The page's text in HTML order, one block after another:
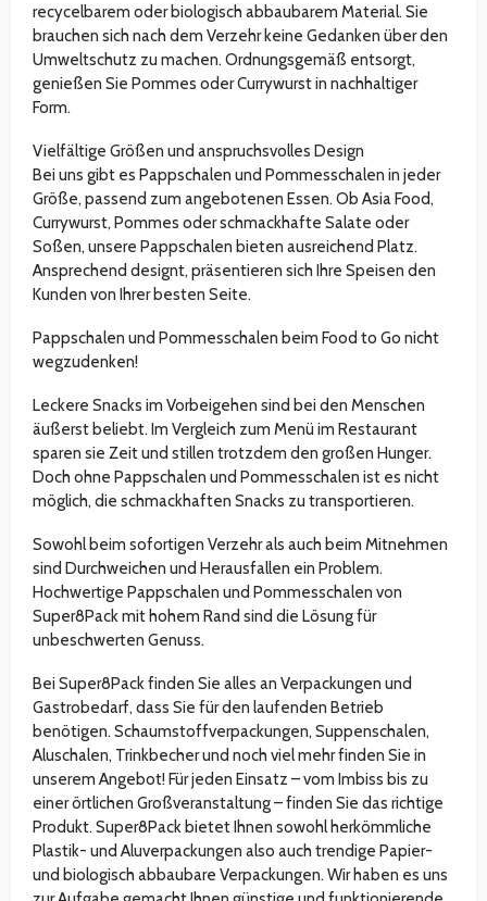
recycelbarem oder biologisch abbaubarem Material. Sie
brauchen sich nach dem Verzehr keine Gedanken über den
Umweltschutz zu machen. Ordnungsgemäß entsorgt,
genießen Sie Pommes oder Currywurst in nachhaltiger
Form.
Vielfältige Größen und anspruchsvolles Design
Bei uns gibt es Pappschalen und Pommesschalen in jeder
Größe, passend zum angebotenen Essen. Ob Asia Food,
Currywurst, Pommes oder schmackhafte Salate oder
Soßen, unsere Pappschalen bieten ausreichend Platz.
Ansprechend designt, präsentieren sich Ihre Speisen den
Kunden von Ihrer besten Seite.
Pappschalen und Pommesschalen beim Food to Go nicht
wegzudenken!
Leckere Snacks im Vorbeigehen sind bei den Menschen
äußerst beliebt. Im Vergleich zum Menü im Restaurant
sparen sie Zeit und stillen trotzdem den großen Hunger.
Doch ohne Pappschalen und Pommesschalen ist es nicht
möglich, die schmackhaften Snacks zu transportieren.
Sowohl beim sofortigen Verzehr als auch beim Mitnehmen
sind Durchweichen und Herausfallen ein Problem.
Hochwertige Pappschalen und Pommesschalen von
Super8Pack mit hohem Rand sind die Lösung für
unbeschwerten Genuss.
Bei Super8Pack finden Sie alles an Verpackungen und
Gastrobedarf, dass Sie für den laufenden Betrieb
benötigen. Schaumstoffverpackungen, Suppenschalen,
Aluschalen, Trinkbecher und noch viel mehr finden Sie in
unserem Angebot! Für jeden Einsatz – vom Imbiss bis zu
einer örtlichen Großveranstaltung – finden Sie das richtige
Produkt. Super8Pack bietet Ihnen sowohl herkömmliche
Plastik- und Aluverpackungen also auch trendige Papier-
und biologisch abbaubare Verpackungen. Wir haben es uns